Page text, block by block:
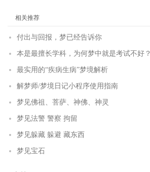
相关推荐
付出与回报，梦已经告诉你
本是最擅长学科，为何梦中就是考试不好？
最实用的“疾病生病”梦境解析
解梦师/梦境日记小程序使用指南
梦见佛祖、菩萨、神佛、神灵
梦见法警 警察 拘留
梦见躲藏 躲避 藏东西
梦见宝石